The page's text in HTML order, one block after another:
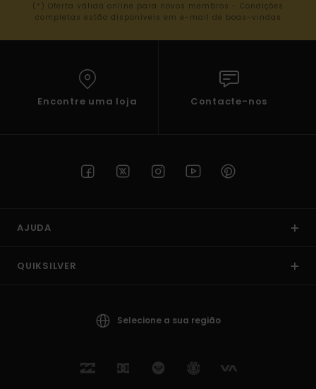
(*) Oferta válida online para novos membros - Condições
completas estão disponíveis em e-mail de boas-vindas
Encontre uma loja Contacte-nos
AJUDA
QUIKSILVER
Selecione a sua região